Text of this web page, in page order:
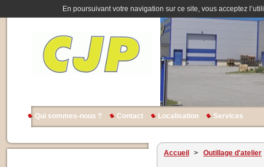
En poursuivant votre navigation sur ce site, vous acceptez
Qui sommes-nous ? Contact Localisation Services
Accueil > Outillage d'atelier